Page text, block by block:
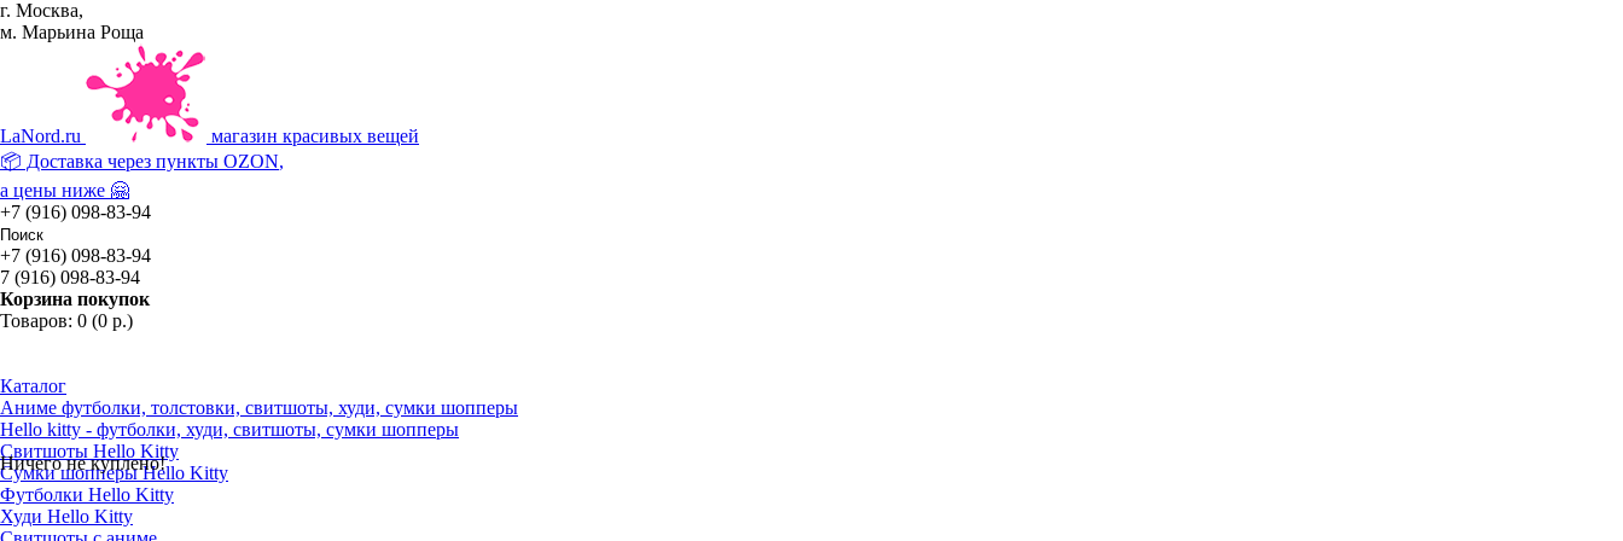
г. Москва,
м. Марьина Роща
LaNord.ru
магазин красивых вещей
📦 Доставка через пункты OZON,
а цены ниже 🤗
+7 (916) 098-83-94
+7 (916) 098-83-94
7 (916) 098-83-94
Корзина покупок
Товаров: 0 (0 р.)
Ничего не куплено!
Каталог
Аниме футболки, толстовки, свитшоты, худи, сумки шопперы
Hello kitty - футболки, худи, свитшоты, сумки шопперы
Свитшоты Hello Kitty
Сумки шопперы Hello Kitty
Футболки Hello Kitty
Худи Hello Kitty